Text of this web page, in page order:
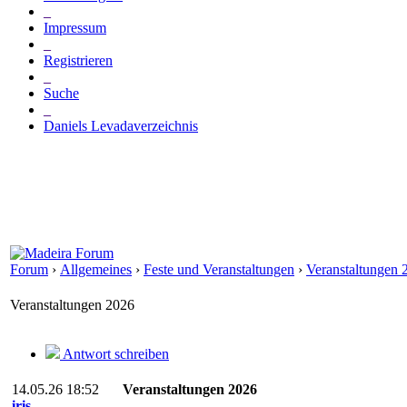
Impressum
Registrieren
Suche
Daniels Levadaverzeichnis
Forum › Allgemeines › Feste und Veranstaltungen › Veranstaltungen
Veranstaltungen 2026
Antwort schreiben
14.05.26 18:52
Veranstaltungen 2026